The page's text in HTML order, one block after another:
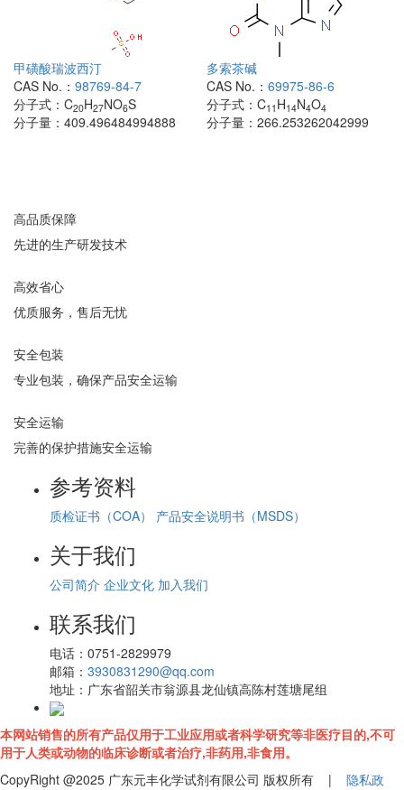
甲磺酸瑞波西汀
CAS No.： 98769-84-7
分子式： C20H27NO6S
分子量： 409.496484994888
多索茶碱
CAS No.： 69975-86-6
分子式： C11 H14N4O4
分子量： 266.253262042999
高品质保障
先进的生产研发技术
高效省心
优质服务，售后无忧
安全包装
专业包装，确保产品安全运输
安全运输
完善的保护措施安全运输
参考资料
质检证书（COA） 产品安全说明书（MSDS）
关于我们
公司简介 企业文化 加入我们
联系我们
电话： 0751-2829979
邮箱： 3930831290@qq.com
地址： 广东省韶关市翁源县龙仙镇高陈村莲塘尾组
本网站销售的所有产品仅用于工业应用或者科学研究等非医疗目的,不可
用于人类或动物的临床诊断或者治疗,非药用,非食用。
CopyRight @2025 广东元丰化学试剂有限公司 版权所有 | 隐私政